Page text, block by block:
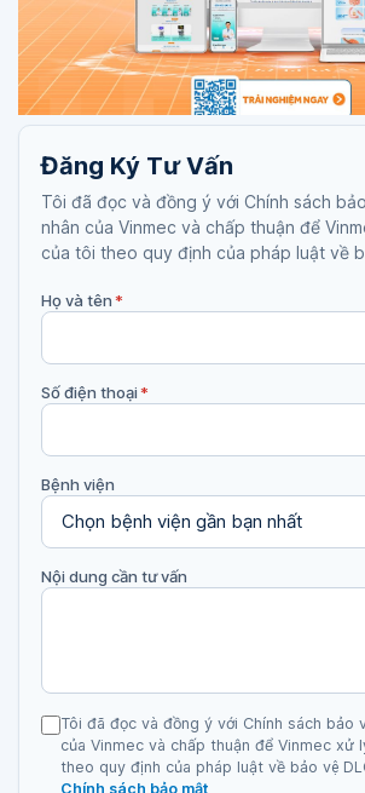
Đăng Ký Tư Vấn
Tôi đã đọc và đồng ý với Chính sách
nhân của Vinmec và chấp thuận để
của tôi theo quy định của pháp luật về
Họ và tên*
Số điện thoại*
Bệnh viện
Nội dung cần tư vấn
Tôi đã đọc và đồng ý với Chính sách bảo
của Vinmec và chấp thuận để Vinmec xử
theo quy định của pháp luật về bảo vệ
Chính sách bảo mật